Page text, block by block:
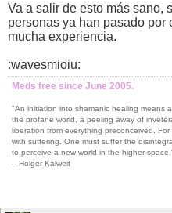
Va a salir de esto más sano,
personas ya han pasado por
mucha experiencia.
:wavesmioiu:
Meds free since June 2005.
"An initiation into shamanic healing means
the profane world, a peeling away of
liberation from everything preconceived.
with suffering. One must suffer the
to perceive a new world in the higher
-- Holger Kalweit